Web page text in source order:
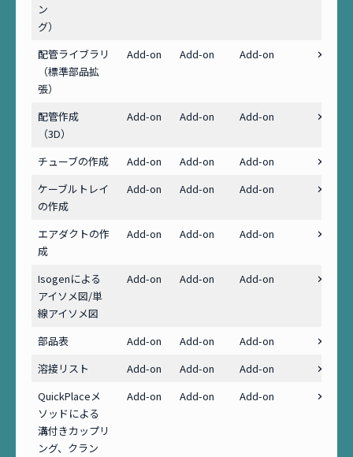
ン
グ）
配管ライブラリ
（標準部品拡
張）
Add-on Add-on Add-on ✕
配管作成
（3D）
Add-on Add-on Add-on ✕
チューブの作成 Add-on Add-on Add-on
✕
ケーブルトレイ
の作成
Add-on Add-on Add-on ✕
エアダクトの作
成
Add-on Add-on Add-on ✕
Isogenによる
アイソメ図/単
線アイソメ図
Add-on Add-on Add-on ✕
部品表 Add-on Add-on Add-on
✕
溶接リスト
Add-on Add-on Add-on
✕
QuickPlaceメ
ソッドによる
溝付きカップリ
ング、クラン
Add-on Add-on Add-on ✕